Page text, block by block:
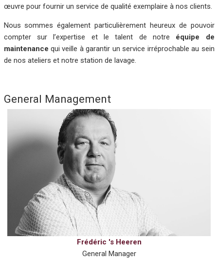
œuvre pour fournir un service de qualité exemplaire à nos clients.
Nous sommes également particulièrement heureux de pouvoir
compter sur l’expertise et le talent de notre équipe de
maintenance qui veille à garantir un service irréprochable au sein
de nos ateliers et notre station de lavage.
General Management
Frédéric 's Heeren
General Manager